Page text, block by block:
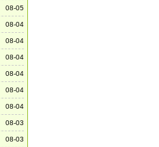
08-05
08-04
08-04
08-04
08-04
08-04
08-04
08-03
08-03